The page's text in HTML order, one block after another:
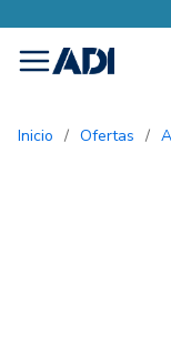
menu
Inicio / Ofertas /